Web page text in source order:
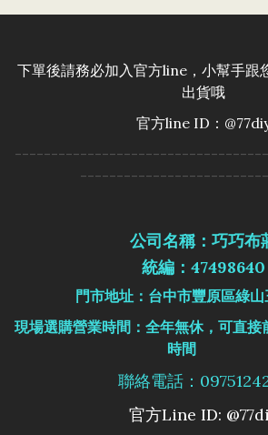
下單後請務必加入官方line，小幫手跟
出貨哦
官方line ID：
公司名稱：巧巧布
統編：47498640
門市地址：台中市豐原區綠
現場選購營業時間：全年無休，可直接
時間
聯絡電話：
官方Line ID: